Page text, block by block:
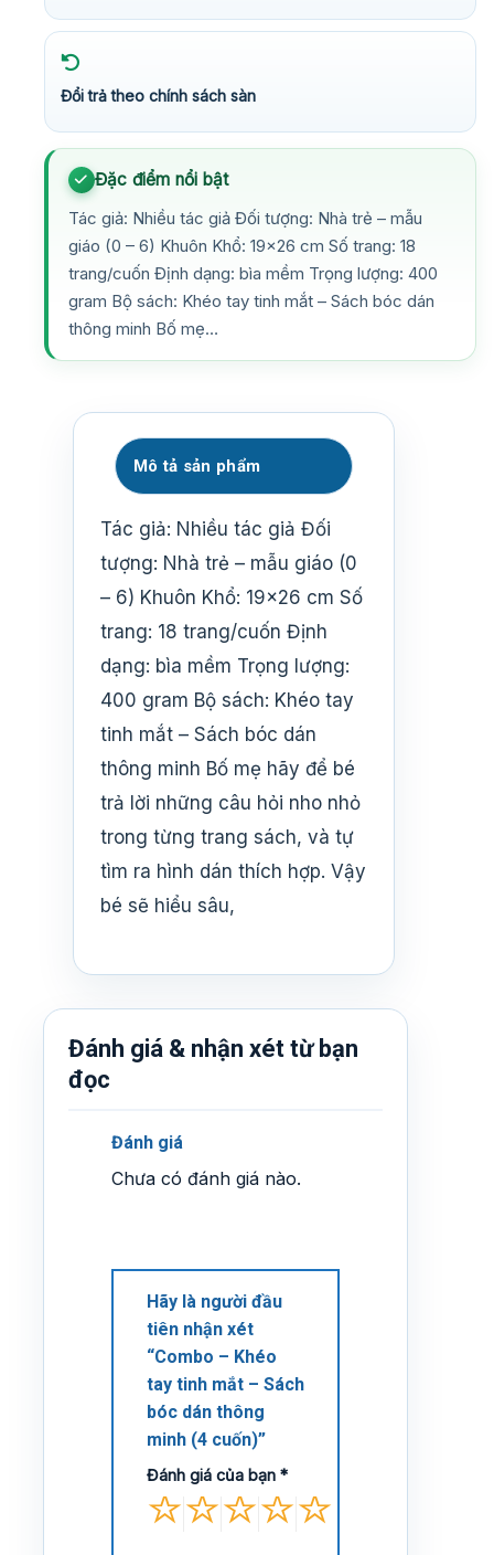
Đổi trả theo chính sách sàn
Đặc điểm nổi bật
Tác giả: Nhiều tác giả Đối tượng: Nhà trẻ – mẫu
giáo (0 – 6) Khuôn Khổ: 19×26 cm Số trang: 18
trang/cuốn Định dạng: bìa mềm Trọng lượng: 400
gram Bộ sách: Khéo tay tinh mắt – Sách bóc dán
thông minh Bố mẹ…
Mô tả sản phẩm
Tác giả: Nhiều tác giả Đối
tượng: Nhà trẻ – mẫu giáo (0
– 6) Khuôn Khổ: 19×26 cm Số
trang: 18 trang/cuốn Định
dạng: bìa mềm Trọng lượng:
400 gram Bộ sách: Khéo tay
tinh mắt – Sách bóc dán
thông minh Bố mẹ hãy để bé
trả lời những câu hỏi nho nhỏ
trong từng trang sách, và tự
tìm ra hình dán thích hợp. Vậy
bé sẽ hiểu sâu,
Đánh giá & nhận xét từ bạn
đọc
Đánh giá
Chưa có đánh giá nào.
Hãy là người đầu
tiên nhận xét
“Combo – Khéo
tay tinh mắt – Sách
bóc dán thông
minh (4 cuốn)”
Đánh giá của bạn *